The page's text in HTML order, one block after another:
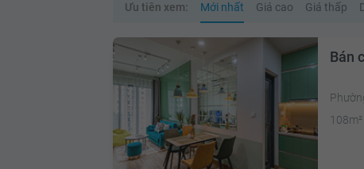
Ưu tiên xem: Mới nhất Giá cao Giá thấp
Bán
108m²